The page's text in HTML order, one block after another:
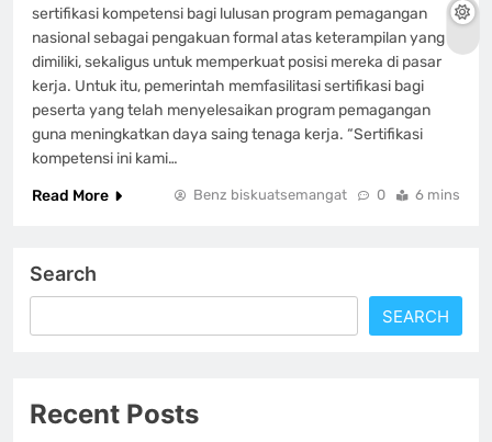
sertifikasi kompetensi bagi lulusan program pemagangan
nasional sebagai pengakuan formal atas keterampilan yang
dimiliki, sekaligus untuk memperkuat posisi mereka di pasar
kerja. Untuk itu, pemerintah memfasilitasi sertifikasi bagi
peserta yang telah menyelesaikan program pemagangan
guna meningkatkan daya saing tenaga kerja. “Sertifikasi
kompetensi ini kami…
Read More
Benz biskuatsemangat 0 6 mins
Search
SEARCH
Recent Posts